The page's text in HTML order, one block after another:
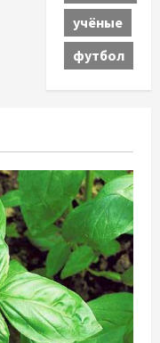
учёные
футбол